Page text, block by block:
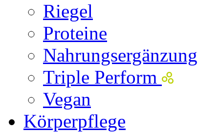
Riegel
Proteine
Nahrungsergänzung
Triple Perform
Vegan
Körperpflege